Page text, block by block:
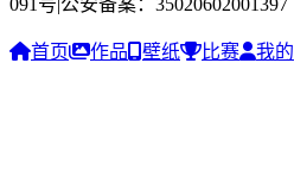
091号|公安备案：35020602001397
首页 作品 壁纸 比赛 我的